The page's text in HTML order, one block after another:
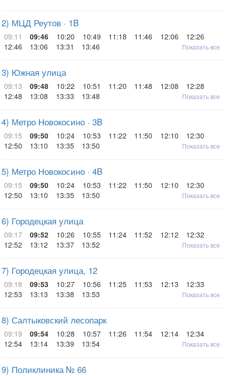
2) МЦД Реутов · 1B
09:11 09:46 10:20 10:49 11:18 11:46 12:06
12:26
12:46
13:06 13:31 13:46 Показать все
3) Южная улица
09:13 09:48 10:22 10:51 11:20 11:48 12:08
12:28
12:48
13:08 13:33 13:48 Показать все
4) Метро Новокосино · 3B
09:15 09:50 10:24 10:53 11:22 11:50 12:10
12:30
12:50
13:10 13:35 13:50 Показать все
5) Метро Новокосино · 4B
09:15 09:50 10:24 10:53 11:22 11:50 12:10
12:30
12:50
13:10 13:35 13:50 Показать все
6) Городецкая улица
09:17 09:52 10:26 10:55 11:24 11:52 12:12
12:32
12:52
13:12 13:37 13:52 Показать все
7) Городецкая улица, 12
09:18 09:53 10:27 10:56 11:25 11:53 12:13
12:33
12:53
13:13 13:38 13:53 Показать все
8) Салтыковский лесопарк
09:19 09:54 10:28 10:57 11:26 11:54 12:14
12:34
12:54
13:14 13:39 13:54 Показать все
9) Поликлиника № 66